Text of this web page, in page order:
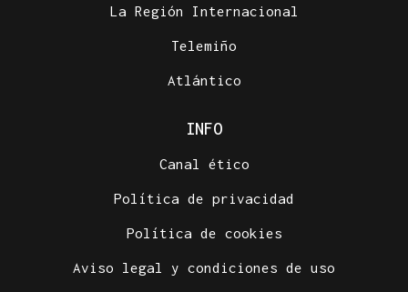
La Región Internacional
Telemiño
Atlántico
INFO
Canal ético
Política de privacidad
Política de cookies
Aviso legal y condiciones de uso